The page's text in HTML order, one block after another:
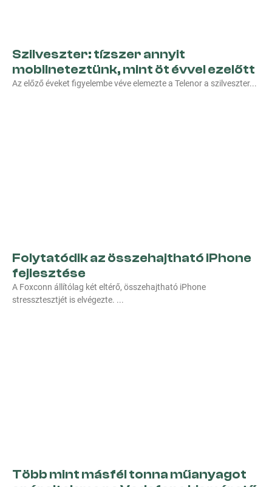
Szilveszter: tízszer annyit
mobilneteztünk, mint öt évvel ezelőtt
Az előző éveket figyelembe véve elemezte a Telenor a szilveszter
Folytatódik az összehajtható iPhone
fejlesztése
A Foxconn állítólag két eltérő, összehajtható iPhone
stressztesztjét is elvégezte.
Több mint másfél tonna műanyagot